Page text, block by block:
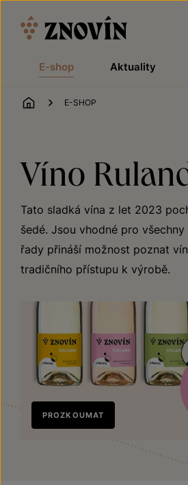
E-shop Aktuality
ÚVOD
E-SHOP
Víno
Tato sladká vína z let 2023
šedé. Jsou vhodné pro
řady přináší možnost poznat
tradičního přístupu k výrobě.
Nově
v prodeji
PROZKOUMAT